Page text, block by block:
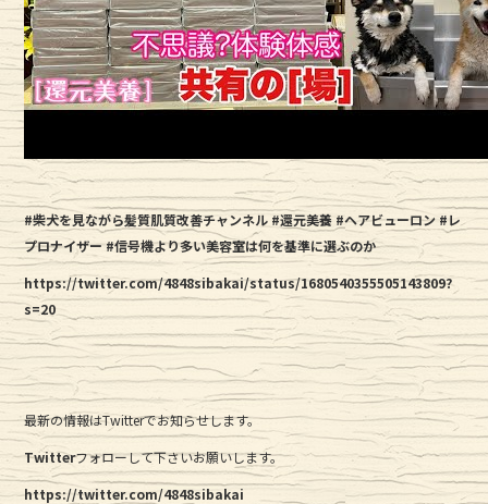
#柴犬を見ながら髪質肌質改善チャンネル #還元美養 #ヘアビューロン #レ
プロナイザー#信号機より多い美容室は何を基準に選ぶのか
https://twitter.com/4848sibakai/status/1680540355505143809?
s=20
最新の情報はTwitterでお知らせします。
Twitterフォローして下さいお願いします。
https://twitter.com/4848sibakai